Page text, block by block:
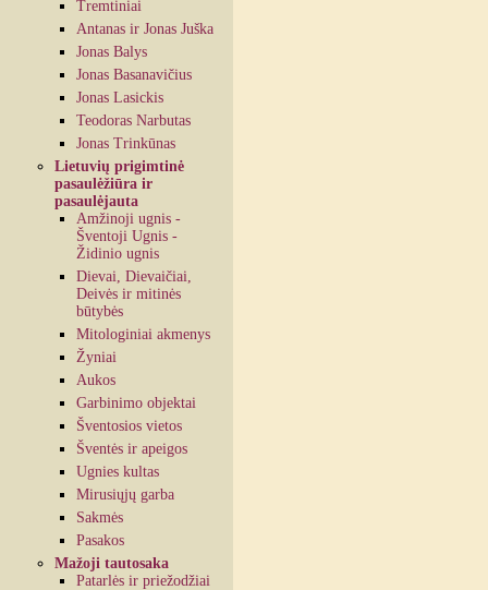
Tremtiniai
Antanas ir Jonas Juška
Jonas Balys
Jonas Basanavičius
Jonas Lasickis
Teodoras Narbutas
Jonas Trinkūnas
Lietuvių prigimtinė
pasaulėžiūra ir
pasaulėjauta
Amžinoji ugnis -
Šventoji Ugnis -
Židinio ugnis
Dievai, Dievaičiai,
Deivės ir mitinės
būtybės
Mitologiniai akmenys
Žyniai
Aukos
Garbinimo objektai
Šventosios vietos
Šventės ir apeigos
Ugnies kultas
Mirusiųjų garba
Sakmės
Pasakos
Mažoji tautosaka
Patarlės ir priežodžiai